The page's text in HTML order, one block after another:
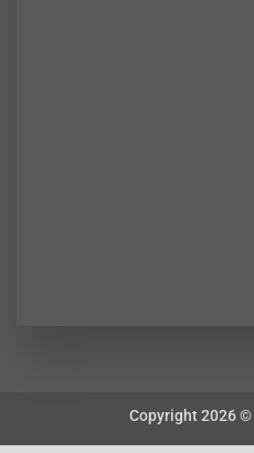
Copyright 2026 ©